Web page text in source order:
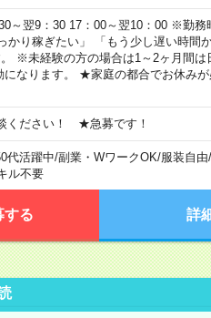
～翌9：30 17：00～翌10：00 ※勤務
かり稼ぎたい」 「もう少し遅い時間
※未経験の方の場合は1～2ヶ月間は
なります。 ★家庭の都合でお休みが
ください！ ★急募です！
代活躍中/副業・WワークOK/服装自由/
ル不要
する 詳